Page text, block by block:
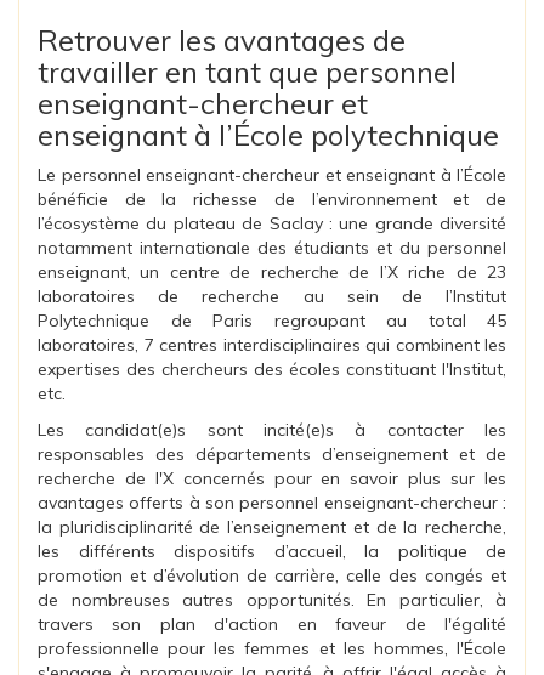
Retrouver les avantages de
travailler en tant que personnel
enseignant-chercheur et
enseignant à l’École polytechnique
Le personnel enseignant-chercheur et enseignant à l’École
bénéficie de la richesse de l’environnement et de
l’écosystème du plateau de Saclay : une grande diversité
notamment internationale des étudiants et du personnel
enseignant, un centre de recherche de l’X riche de 23
laboratoires de recherche au sein de l’Institut
Polytechnique de Paris regroupant au total 45
laboratoires, 7 centres interdisciplinaires qui combinent les
expertises des chercheurs des écoles constituant l'Institut,
etc.
Les candidat(e)s sont incité(e)s à contacter les
responsables des départements d’enseignement et de
recherche de l'X concernés pour en savoir plus sur les
avantages offerts à son personnel enseignant-chercheur :
la pluridisciplinarité de l’enseignement et de la recherche,
les différents dispositifs d’accueil, la politique de
promotion et d’évolution de carrière, celle des congés et
de nombreuses autres opportunités. En particulier, à
travers son plan d'action en faveur de l'égalité
professionnelle pour les femmes et les hommes, l'École